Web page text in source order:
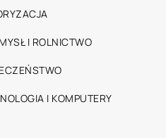
I ROLNICTWO
I KOMPUTERY